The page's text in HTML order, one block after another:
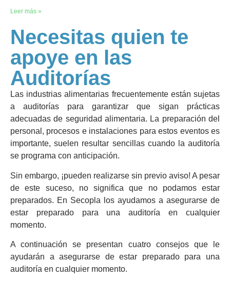
Leer más »
Necesitas quien te
apoye en las
Auditorías
Las industrias alimentarias frecuentemente están sujetas
a auditorías para garantizar que sigan prácticas
adecuadas de seguridad alimentaria. La preparación del
personal, procesos e instalaciones para estos eventos es
importante, suelen resultar sencillas cuando la auditoría
se programa con anticipación.
Sin embargo, ¡pueden realizarse sin previo aviso! A pesar
de este suceso, no significa que no podamos estar
preparados. En Secopla los ayudamos a asegurarse de
estar preparado para una auditoría en cualquier
momento.
A continuación se presentan cuatro consejos que le
ayudarán a asegurarse de estar preparado para una
auditoría en cualquier momento.